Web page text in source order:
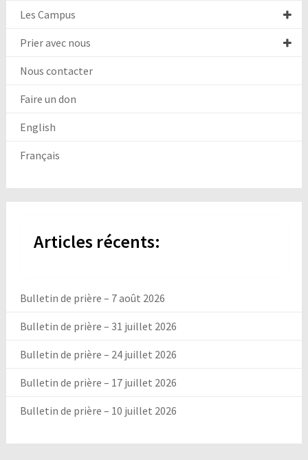
Les Campus
Prier avec nous
Nous contacter
Faire un don
English
Français
Articles récents:
Bulletin de prière – 7 août 2026
Bulletin de prière – 31 juillet 2026
Bulletin de prière – 24 juillet 2026
Bulletin de prière – 17 juillet 2026
Bulletin de prière – 10 juillet 2026